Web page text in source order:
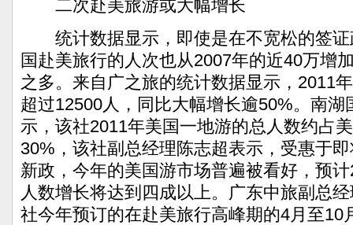
二次赴美旅游或大幅增长
统计数据显示，即使是在不宽松的签证
国赴美旅行的人次也从2007年的近40万增
之多。来自广之旅的统计数据显示，2011
超过12500人，同比大幅增长逾50%。南湖
示，该社2011年美国一地游的总人数约占
30%，该社副总经理陈志超表示，受惠于
新政，今年的美国游市场普遍被看好，预
人数增长将达到四成以上。广东中旅副总
社今年预订的在赴美旅行高峰期的4月至10